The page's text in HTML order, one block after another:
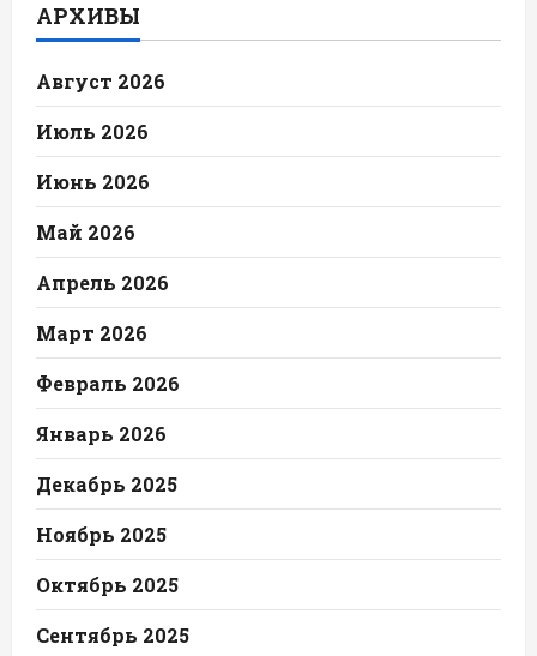
АРХИВЫ
Август 2026
Июль 2026
Июнь 2026
Май 2026
Апрель 2026
Март 2026
Февраль 2026
Январь 2026
Декабрь 2025
Ноябрь 2025
Октябрь 2025
Сентябрь 2025